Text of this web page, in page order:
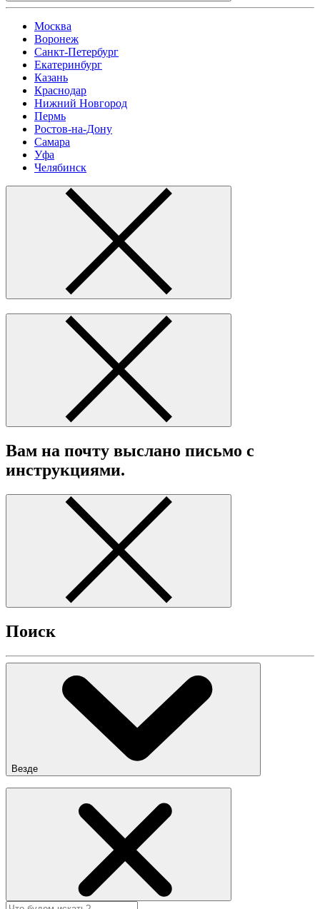
Москва
Воронеж
Санкт-Петербург
Екатеринбург
Казань
Краснодар
Нижний Новгород
Пермь
Ростов-на-Дону
Самара
Уфа
Челябинск
Вам на почту выслано письмо с
инструкциями.
Поиск
Везде